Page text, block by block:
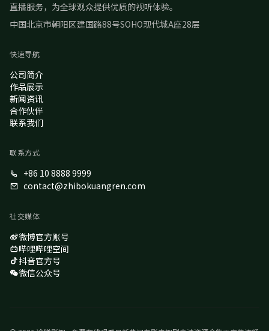
直播服务，为全球观众提供优质的视听体验。
中国北京市朝阳区建国路88号SOHO现代城A座28层
快速导航
公司简介
作品展示
新闻资讯
合作伙伴
联系我们
联系方式
+86 10 8888 9999
contact@zhibokuangren.com
社交媒体
微博官方账号
哔哩哔哩空间
抖音官方号
微信公众号